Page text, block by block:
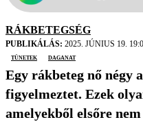
RÁKBETEGSÉG
PUBLIKÁLÁS: 2025. JÚNIUS 19.
tünetek
daganat
Egy rákbeteg nő négy
figyelmeztet. Ezek
amelyekből elsőre